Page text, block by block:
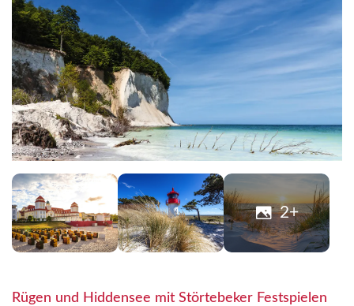
2+
Rügen und Hiddensee mit Störtebeker Festspielen